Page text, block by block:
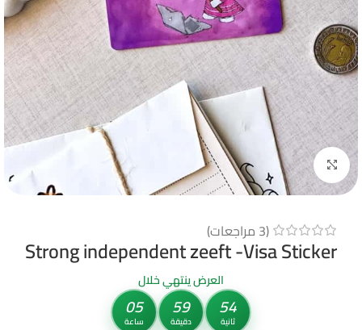
Click to enlarge
(
3 مراجعات)
Strong independent zeeft -Visa Sticker
العرض ينتهي خلال
05
ساعة
59
دقيقة
53
ثانية